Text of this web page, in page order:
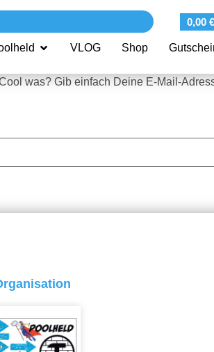
0,00 €
VLOG Shop
was? Gib einfach Deine E-Mail-